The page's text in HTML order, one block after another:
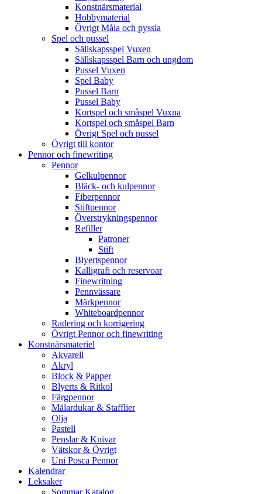
Konstnärsmaterial
Hobbymaterial
Övrigt Måla och pyssla
Spel och pussel
Sällskapsspel Vuxen
Sällskapsspel Barn och ungdom
Pussel Vuxen
Spel Baby
Pussel Barn
Pussel Baby
Kortspel och småspel Vuxna
Kortspel och småspel Barn
Övrigt Spel och pussel
Övrigt till kontor
Pennor och finewriting
Pennor
Gelkulpennor
Bläck- och kulpennor
Fiberpennor
Stiftpennor
Överstrykningspennor
Refiller
Patroner
Stift
Blyertspennor
Kalligrafi och reservoar
Finewritning
Pennvässare
Märkpennor
Whiteboardpennor
Radering och korrigering
Övrigt Pennor och finewriting
Konstnärsmateriel
Akvarell
Akryl
Block & Papper
Blyerts & Ritkol
Färgpennor
Målardukar & Stafflier
Olja
Pastell
Penslar & Knivar
Vätskor & Övrigt
Uni Posca Pennor
Kalendrar
Leksaker
Sommar Katalog